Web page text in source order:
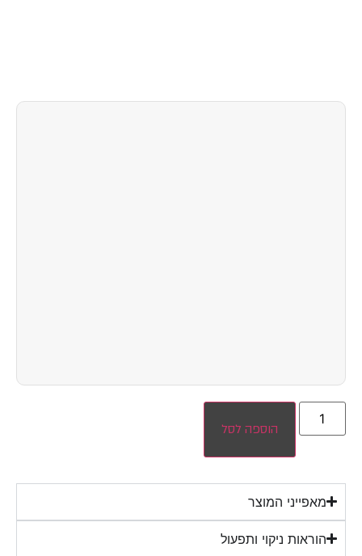
הוספה לסל
מאפייני המוצר
הוראות ניקוי ותפעול